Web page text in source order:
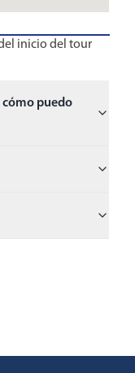
inicio del tour
cómo puedo